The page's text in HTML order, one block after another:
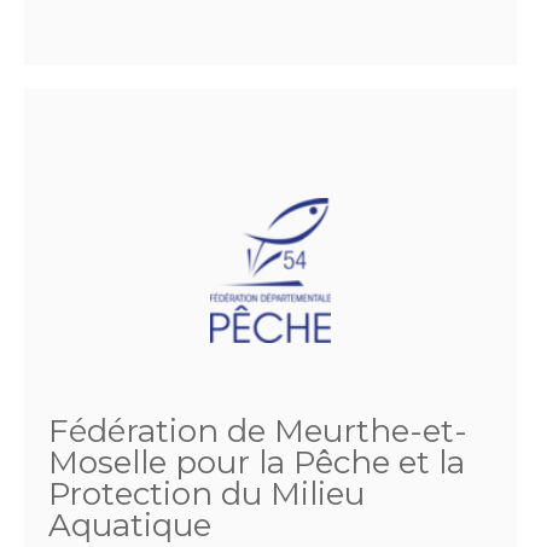
Fédération de Meurthe-et-
Moselle pour la Pêche et la
Protection du Milieu
Aquatique